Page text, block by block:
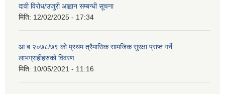
दावी विरोध/उजुरी आह्वान सम्बन्धी सूचना
मिति: 12/02/2025 - 17:34
आ.ब २०७८/७९ को प्रथम त्रैमासिक सामजिक सुरक्षा प्राप्त गर्ने
लाभग्राहीहरुको विवरण
मिति: 10/05/2021 - 11:16